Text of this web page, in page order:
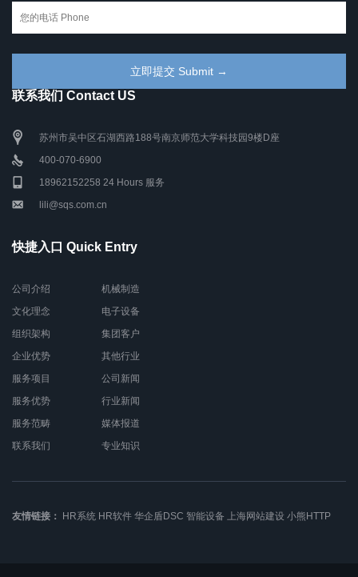
联系我们 Contact US
苏州市吴中区石湖西路188号南京师范大学科技园9楼D座
400-070-6900
18962152258 24 Hours 服务
lili@sqs.com.cn
快捷入口 Quick Entry
公司介绍
文化理念
组织架构
企业优势
服务项目
服务优势
服务范畴
联系我们
机械制造
电子设备
集团客户
其他行业
公司新闻
行业新闻
媒体报道
专业知识
友情链接： HR系统 HR软件 华企盾DSC 智能设备 上海网站建设 小熊HTTP